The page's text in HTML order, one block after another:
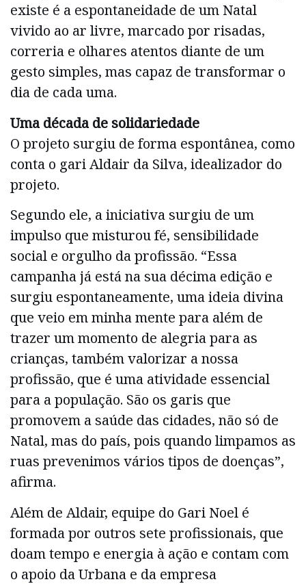
existe é a espontaneidade de um Natal
vivido ao ar livre, marcado por risadas,
correria e olhares atentos diante de um
gesto simples, mas capaz de transformar o
dia de cada uma.
Uma década de solidariedade
O projeto surgiu de forma espontânea, como
conta o gari Aldair da Silva, idealizador do
projeto.
Segundo ele, a iniciativa surgiu de um
impulso que misturou fé, sensibilidade
social e orgulho da profissão. “Essa
campanha já está na sua décima edição e
surgiu espontaneamente, uma ideia divina
que veio em minha mente para além de
trazer um momento de alegria para as
crianças, também valorizar a nossa
profissão, que é uma atividade essencial
para a população. São os garis que
promovem a saúde das cidades, não só de
Natal, mas do país, pois quando limpamos as
ruas prevenimos vários tipos de doenças”,
afirma.
Além de Aldair, equipe do Gari Noel é
formada por outros sete profissionais, que
doam tempo e energia à ação e contam com
o apoio da Urbana e da empresa